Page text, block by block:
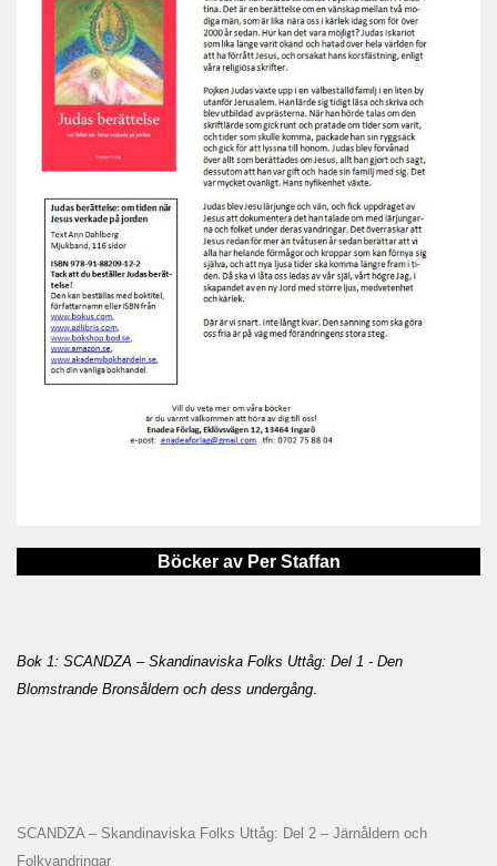
Böcker av Per Staffan
Bok 1: SCANDZA – Skandinaviska Folks Uttåg: Del 1 - Den
Blomstrande Bronsåldern och dess undergång.
SCANDZA – Skandinaviska Folks Uttåg: Del 2 – Järnåldern och
Folkvandringar